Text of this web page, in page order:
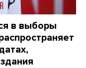
в выборы